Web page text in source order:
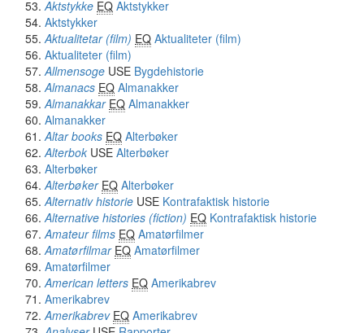
Aktstykke EQ Aktstykker
Aktstykker
Aktualitetar (film) EQ Aktualiteter (film)
Aktualiteter (film)
Allmensoge USE Bygdehistorie
Almanacs EQ Almanakker
Almanakkar EQ Almanakker
Almanakker
Altar books EQ Alterbøker
Alterbok USE Alterbøker
Alterbøker
Alterbøker EQ Alterbøker
Alternativ historie USE Kontrafaktisk historie
Alternative histories (fiction) EQ Kontrafaktisk historie
Amateur films EQ Amatørfilmer
Amatørfilmar EQ Amatørfilmer
Amatørfilmer
American letters EQ Amerikabrev
Amerikabrev
Amerikabrev EQ Amerikabrev